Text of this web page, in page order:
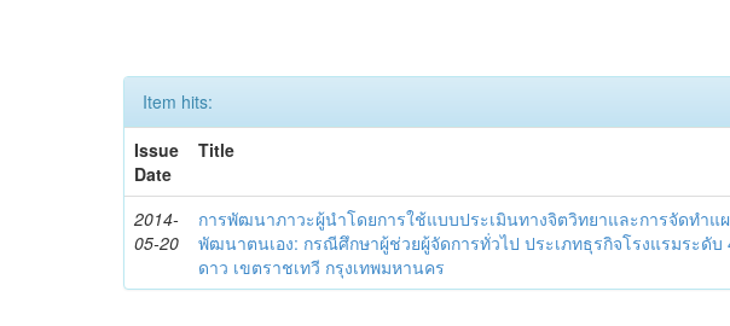
Item hits:
Issue
Date
Title
2014-
05-20
การพัฒนาภาวะผู้นำโดยการใช้แบบประเมินทางจิตวิทยาและการจัดทำแ
พัฒนาตนเอง: กรณีศึกษาผู้ช่วยผู้จัดการทั่วไป ประเภทธุรกิจโรงแรมระดับ
ดาว เขตราชเทวี กรุงเทพมหานคร